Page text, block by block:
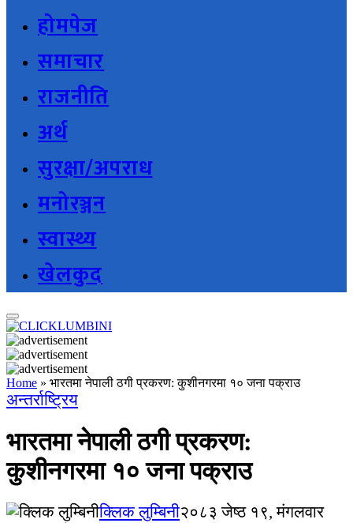
होमपेज
समाचार
राजनीति
अर्थ
सुरक्षा/अपराध
मनोरञ्जन
स्वास्थ्य
खेलकुद
Home » भारतमा नेपाली ठगी प्रकरण: कुशीनगरमा १० जना पक्राउ
अन्तर्राष्ट्रिय
भारतमा नेपाली ठगी प्रकरण:
कुशीनगरमा १० जना पक्राउ
क्लिक लुम्बिनी२०८३ जेष्ठ १९, मंगलवार